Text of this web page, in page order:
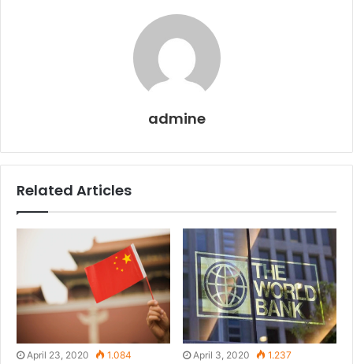
admine
Related Articles
April 23, 2020 1.084 April 3, 2020 1.237